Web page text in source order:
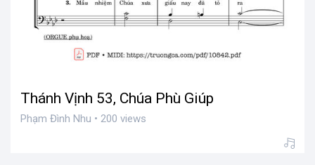
Thánh Vịnh 53, Chúa Phù Giúp
Phạm Đình Nhu • 200 views